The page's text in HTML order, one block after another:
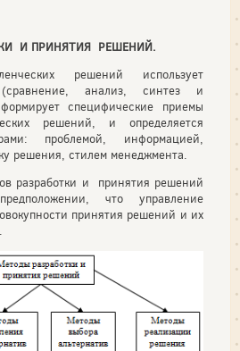
И ПРИНЯТИЯ РЕШЕНИЙ.
решений использует
анализ, синтез и
специфические приемы
решений, и определяется
проблемой, информацией,
решения, стилем менеджмента.
разработки и принятия решений
что управление
принятия решений и их